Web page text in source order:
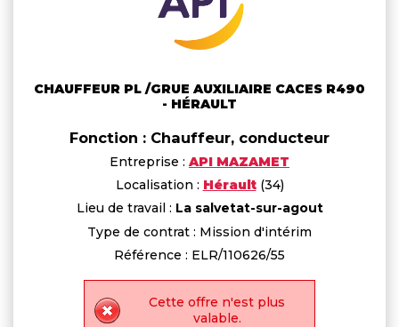
CHAUFFEUR PL /GRUE AUXILIAIRE CACES R490
- HÉRAULT
Fonction : Chauffeur, conducteur
Entreprise : API MAZAMET
Localisation : Hérault(34)
Lieu de travail : La salvetat-sur-agout
Type de contrat : Mission d'intérim
Référence : ELR/110626/55
Cette offre n'est plus
valable.